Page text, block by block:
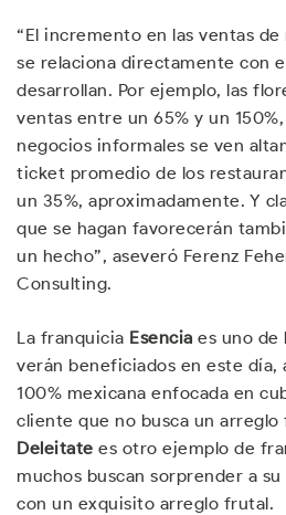
“El incremento en las ventas
se relaciona directamente con
desarrollan. Por ejemplo, las
ventas entre un 65% y un
negocios informales se ven
ticket promedio de los
un 35%, aproximadamente. Y
que se hagan favorecerán
un hecho”, aseveró Ferenz
Consulting.
La franquicia Esencia es uno de
verán beneficiados en este día,
100% mexicana enfocada en
cliente que no busca un arreglo
Deleitate es otro ejemplo de
muchos buscan sorprender a
con un exquisito arreglo frutal.